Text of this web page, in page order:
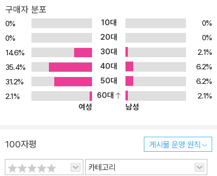
파도는 우리의 일상을 뒤흔들어 놓거나 멈춰 세울 수도 있다. 그러나
우리는 이제 그 순간이 영원하지 않음을, 이럴 때일수록 주변을 살피
고 곁에 있는 다른 이의 손을 놓치지 않는다면 곧 다시 한 발짝 나아갈
수 있음을 알 수 있다. 이처럼 『파도가 지나간 뒤』는 거센 파도 이후에
도 계속해서 흘러갈 우리의 일상을 응원하는 책이다. 2023 볼로냐
라가치상 코믹스 부문 스페셜 멘션 수상, 자아와 타자의 만남, 세계를
발견하는 경험을 섬세하게 묘사한 작품 “시적인 언어로, 자아가 타자
를 만나고 가족이 세상을 발견하는 달콤하면서도 씁쓸한 경험을 감각
삶의 장면 장면을 은유적으로 표현한 작품이다. 작가 상드린 카오는
몇 년 전 해일처럼 들이닥친 팬데믹으로 주변이 모두 봉쇄되었던 시
기, 어려움에 직면한 우리의 탈출구는 무엇일지, 우리는 앞으로 어떻
구매자 분포
0% 10대
0%
0%
20대
0%
14.6%
30대
2.1%
35.4%
40대
6.2%
31.2%
50대
6.2%
2.1%
60대
2.1%
여성
남성
100자평 게시물 운영 원칙
카테고리